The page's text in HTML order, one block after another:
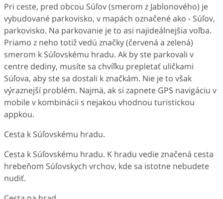
Pri ceste, pred obcou Súľov (smerom z Jablonového) je
vybudované parkovisko, v mapách označené ako - Súľov,
parkovisko. Na parkovanie je to asi najideálnejšia voľba.
Priamo z neho totiž vedú značky (červená a zelená)
smerom k Súľovskému hradu. Ak by ste parkovali v
centre dediny, musíte sa chvíľku prepletať uličkami
Súľova, aby ste sa dostali k značkám. Nie je to však
výraznejší problém. Najmä, ak si zapnete GPS navigáciu v
mobile v kombinácii s nejakou vhodnou turistickou
appkou.
Cesta k Súľovskému hradu.
Cesta k Súľovskému hradu. K hradu vedie značená cesta
hrebeňom Súľovskych vrchov, kde sa istotne nebudete
nudiť.